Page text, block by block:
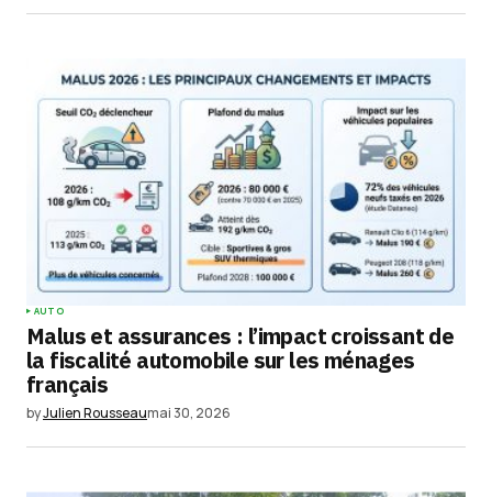
Submit Comment
AUTO
Malus et assurances : l’impact croissant de
la fiscalité automobile sur les ménages
français
byJulien Rousseaumai 30, 2026